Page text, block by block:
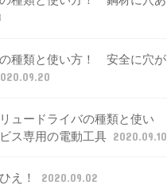
種類と使い方！ 安全に穴が
ュードライバの種類と使い
ス専用の電動工具 2020.09.10
え！ 2020.09.02